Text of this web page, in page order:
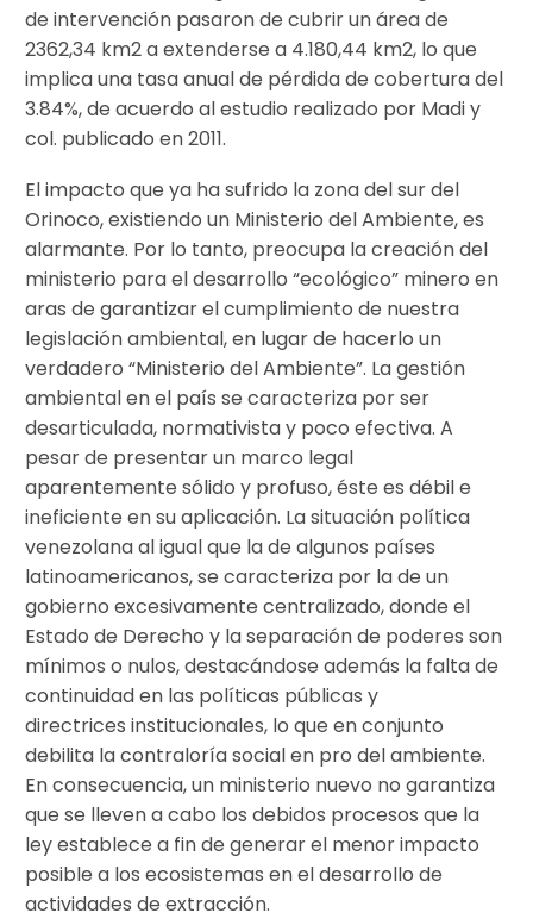
de intervención pasaron de cubrir un área de
2362,34 km2 a extenderse a 4.180,44 km2, lo que
implica una tasa anual de pérdida de cobertura del
3.84%, de acuerdo al estudio realizado por Madi y
col. publicado en 2011.
El impacto que ya ha sufrido la zona del sur del
Orinoco, existiendo un Ministerio del Ambiente, es
alarmante. Por lo tanto, preocupa la creación del
ministerio para el desarrollo “ecológico” minero en
aras de garantizar el cumplimiento de nuestra
legislación ambiental, en lugar de hacerlo un
verdadero “Ministerio del Ambiente”. La gestión
ambiental en el país se caracteriza por ser
desarticulada, normativista y poco efectiva. A
pesar de presentar un marco legal
aparentemente sólido y profuso, éste es débil e
ineficiente en su aplicación. La situación política
venezolana al igual que la de algunos países
latinoamericanos, se caracteriza por la de un
gobierno excesivamente centralizado, donde el
Estado de Derecho y la separación de poderes son
mínimos o nulos, destacándose además la falta de
continuidad en las políticas públicas y
directrices institucionales, lo que en conjunto
debilita la contraloría social en pro del ambiente.
En consecuencia, un ministerio nuevo no garantiza
que se lleven a cabo los debidos procesos que la
ley establece a fin de generar el menor impacto
posible a los ecosistemas en el desarrollo de
actividades de extracción.